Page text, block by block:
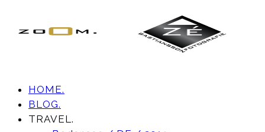
HOME.
BLOG.
TRAVEL.